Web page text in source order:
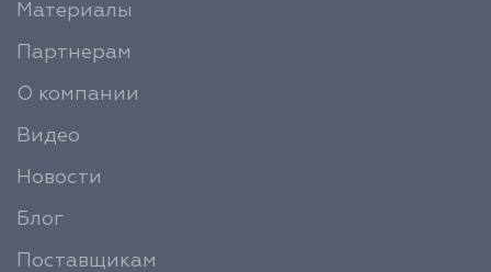
Материалы
Партнерам
О компании
Видео
Новости
Блог
Поставщикам